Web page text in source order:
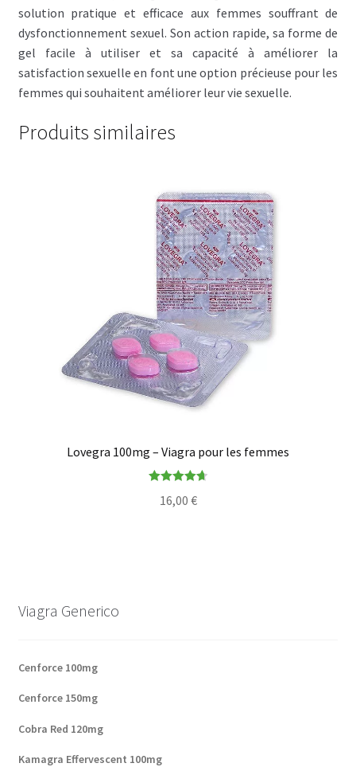
solution pratique et efficace aux femmes souffrant de
dysfonctionnement sexuel. Son action rapide, sa forme de
gel facile à utiliser et sa capacité à améliorer la
satisfaction sexuelle en font une option précieuse pour les
femmes qui souhaitent améliorer leur vie sexuelle.
Produits similaires
Lovegra 100mg – Viagra pour les femmes
sur 5
16,00 €
Viagra Generico
Cenforce 100mg
Cenforce 150mg
Cobra Red 120mg
Kamagra Effervescent 100mg